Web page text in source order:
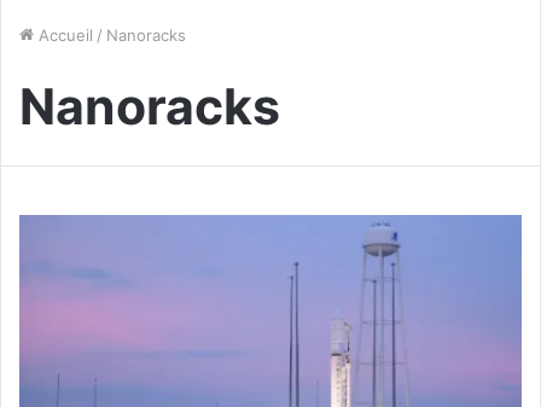
Accueil / Nanoracks
Nanoracks